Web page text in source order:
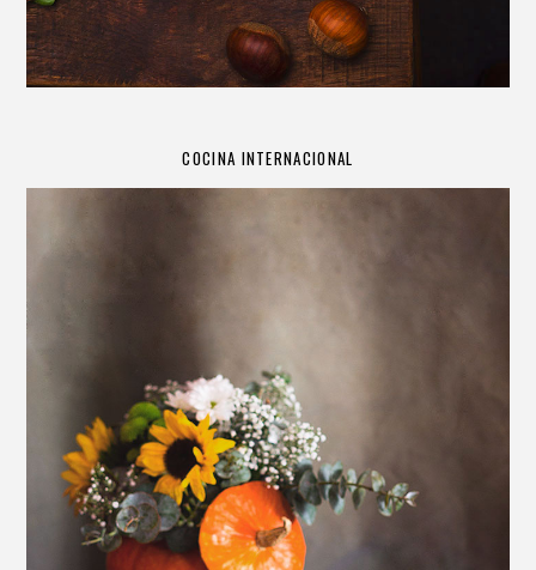
COCINA INTERNACIONAL